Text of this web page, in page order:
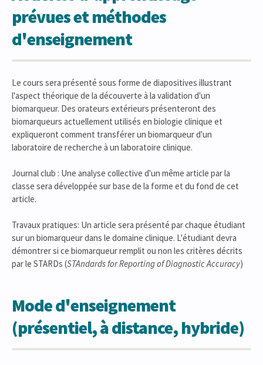
prévues et méthodes
d'enseignement
Le cours sera présenté sous forme de diapositives illustrant
l'aspect théorique de la découverte à la validation d'un
biomarqueur. Des orateurs extérieurs présenteront des
biomarqueurs actuellement utilisés en biologie clinique et
expliqueront comment transférer un biomarqueur d'un
laboratoire de recherche à un laboratoire clinique.
Journal club : Une analyse collective d'un même article par la
classe sera développée sur base de la forme et du fond de cet
article.
Travaux pratiques: Un article sera présenté par chaque étudiant
sur un biomarqueur dans le domaine clinique. L'étudiant devra
démontrer si ce biomarqueur remplit ou non les critères décrits
par le STARDs (STAndards for Reporting of Diagnostic Accuracy)
Mode d'enseignement
(présentiel, à distance, hybride)